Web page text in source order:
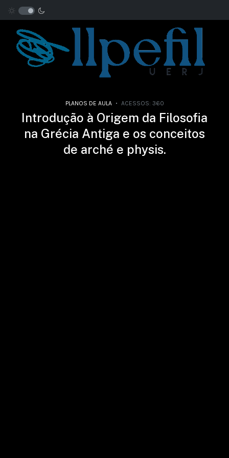
PLANOS DE AULA ACESSOS: 360
Introdução à Origem da Filosofia
na Grécia Antiga e os conceitos
de arché e physis.